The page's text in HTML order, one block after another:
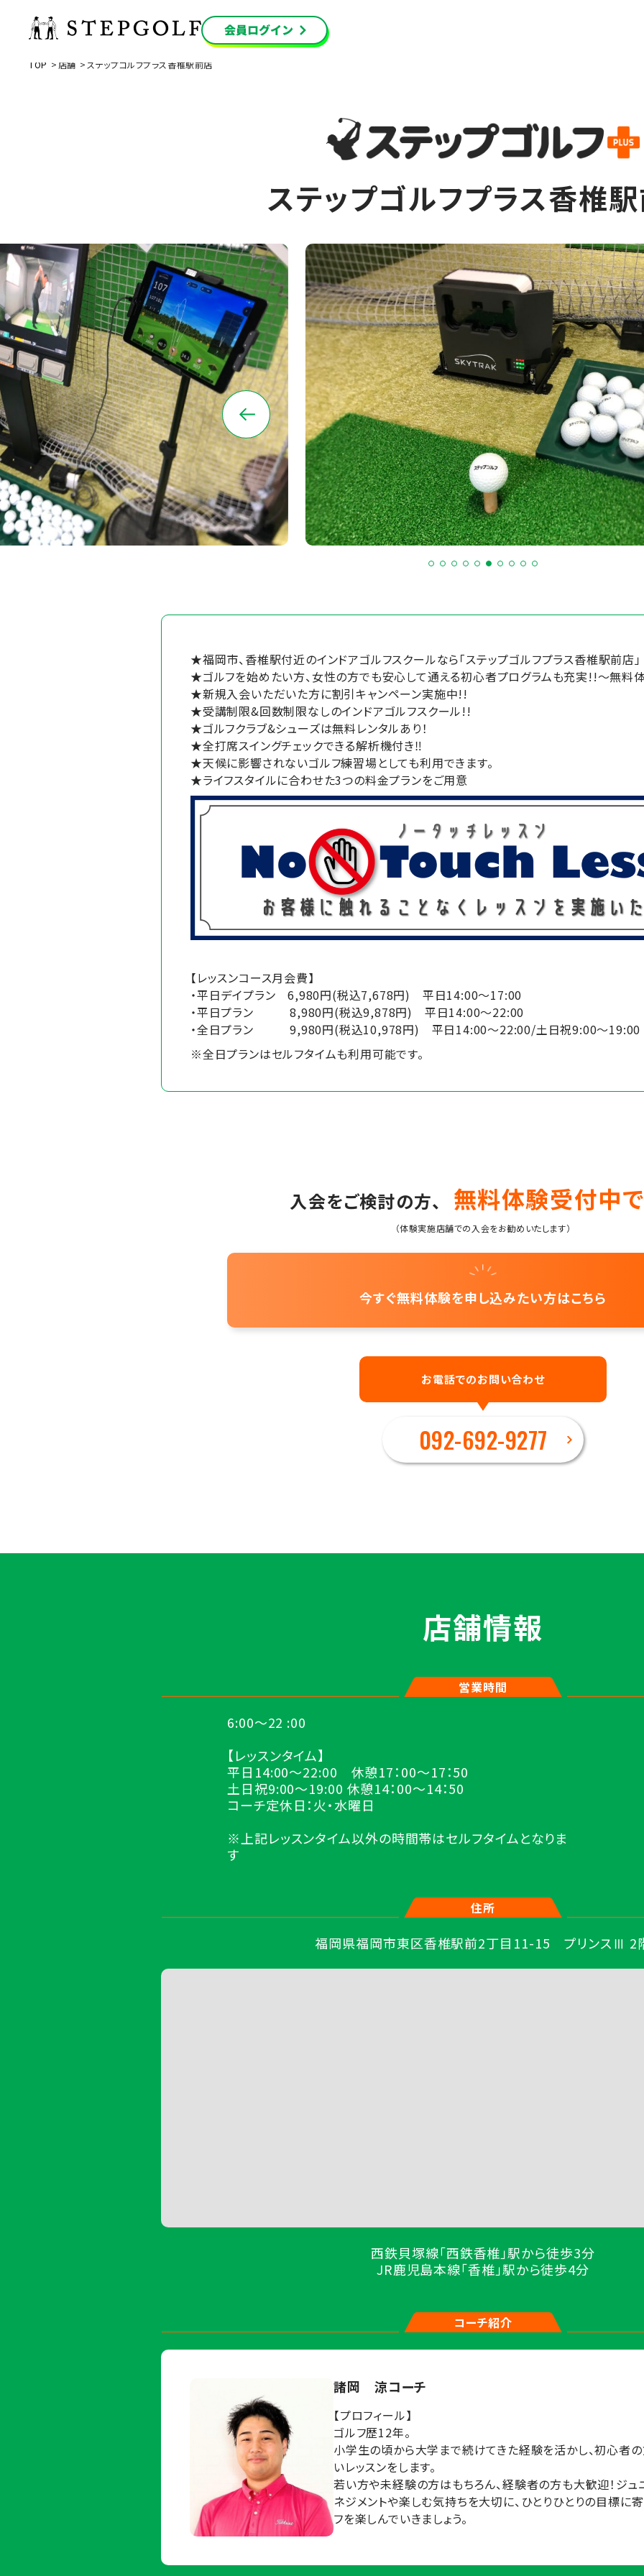
TOP 店舗 ステップゴルフプラス香椎駅前店
ステップゴルフプラス香椎
★福岡市、香椎駅付近のインドアゴルフスクールなら「ステップゴルフプラス香椎駅前店」
★ゴルフを始めたい方、女性の方でも安心して通える初心者プログラムも充実!!～無
★新規入会いただいた方に割引キャンペーン実施中!!
★受講制限&回数制限なしのインドアゴルフスクール!!
★ゴルフクラブ&シューズは無料レンタルあり！
★全打席スイングチェックできる解析機付き‼
★天候に影響されないゴルフ練習場としても利用できます。
★ライフスタイルに合わせた3つの料金プランをご用意
【レッスンコース月会費】
・平日デイプラン 6,980円(税込7,678円) 平日14:00～17:00
・平日プラン 8,980円(税込9,878円) 平日14:00～22:00
・全日プラン 9,980円(税込10,978円) 平日14:00～22:00/土日祝9:00～19:00
※全日プランはセルフタイムも利用可能です。
入会をご検討の方、 無料体験受付中
（体験実施店舗での入会をお勧めいたします）
今すぐ無料体験を申し込みたい方はこちら
お電話でのお問い合わせ
092-692-9277
店舗情報
営業時間
6:00～22 :00
【レッスンタイム】
平日14:00～22:00 休憩17：00～17：50
土日祝9:00～19:00 休憩14：00～14：50
コーチ定休日：火・水曜日
※上記レッスンタイム以外の時間帯はセルフタイムとなりま
住所
福岡県福岡市東区香椎駅前2丁目11-15 プリンスⅢ 2
西鉄貝塚線「西鉄香椎」駅から徒歩3分
JR鹿児島本線「香椎」駅から徒歩4分
コーチ紹介
諸岡 涼コーチ
【プロフィール】
ゴルフ歴12年。
小学生の頃から大学まで続けてきた経験を活かし、初心者
いレッスンをします。
若い方や未経験の方はもちろん、経験者の方も大歓迎！ジ
ネジメントや楽しむ気持ちを大切に、ひとりひとりの目標に
フを楽しんでいきましょう。